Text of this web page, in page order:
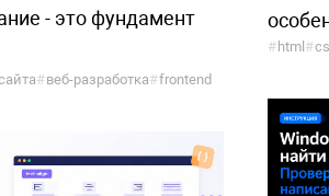
- это фундамент
#веб-разработка#frontend
#html#